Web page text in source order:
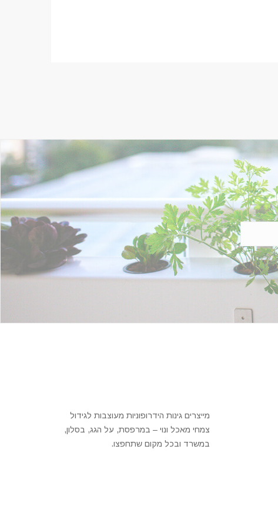
מייצרים גינות הידרופוניות מעוצבות לגידול
צמחי מאכל ונוי – במרפסת, על הגג, בסלון,
במשרד ובכל מקום שתחפצו.